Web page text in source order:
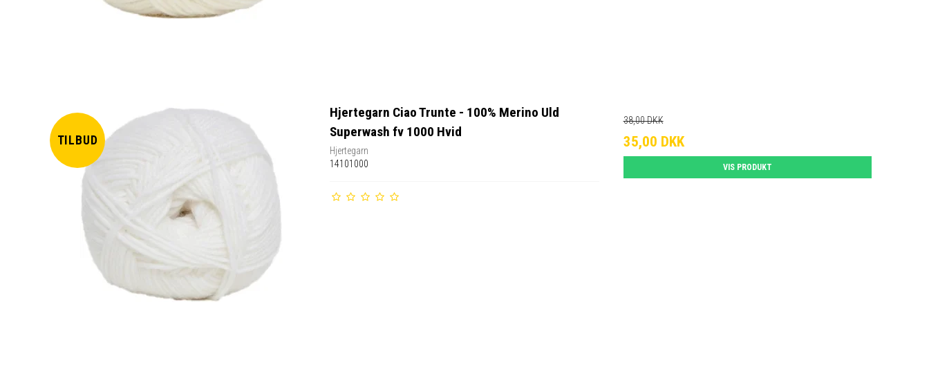
TILBUD
Hjertegarn Ciao Trunte - 100% Merino Uld
Superwash fv 1000 Hvid
Hjertegarn
14101000
38,00 DKK
35,00 DKK
VIS PRODUKT